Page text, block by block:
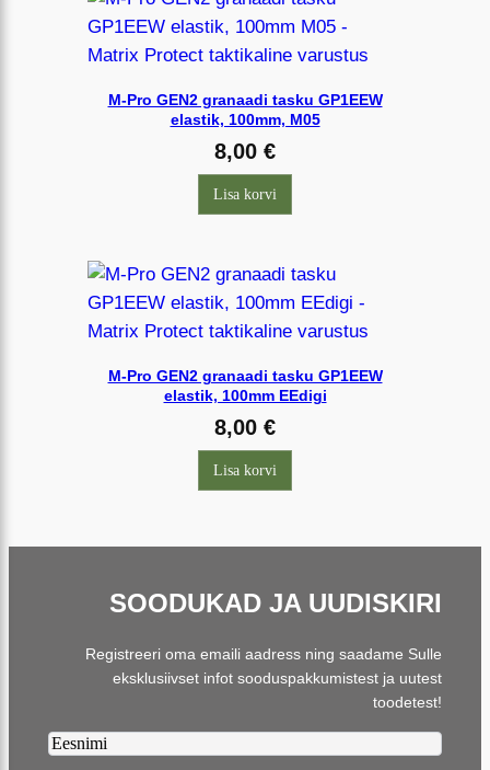
j
ä
r
g
i
M-Pro GEN2 granaadi tasku GP1EEW
elastik, 100mm, M05
8,00 €
Lisa korvi
M-Pro GEN2 granaadi tasku GP1EEW
elastik, 100mm EEdigi
8,00 €
Lisa korvi
SOODUKAD JA UUDISKIRI
Registreeri oma emaili aadress ning saadame Sulle
eksklusiivset infot sooduspakkumistest ja uutest
toodetest!
Firstname2